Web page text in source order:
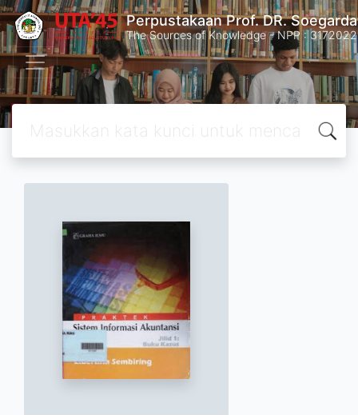
Perpustakaan Prof. DR.
The Sources of Knowledge - NPP :